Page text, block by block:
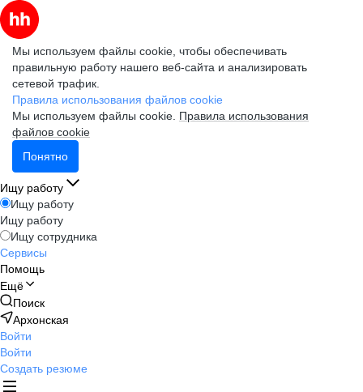
Мы используем файлы cookie, чтобы обеспечивать
правильную работу нашего веб-сайта и анализировать
сетевой трафик.
Правила использования файлов cookie
Мы используем файлы cookie. Правила использования
файлов cookie
Понятно
Ищу работу
Ищу работу
Ищу работу
Ищу сотрудника
Сервисы
Помощь
Ещё
Поиск
Архонская
Войти
Войти
Создать резюме